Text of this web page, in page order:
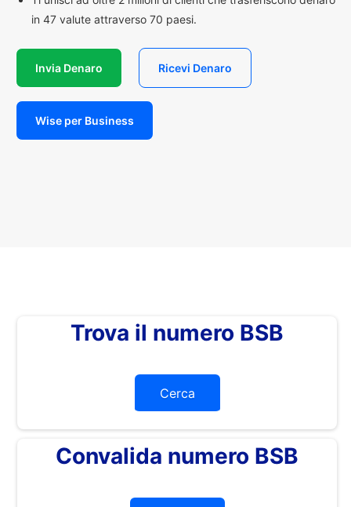
in 47 valute attraverso 70 paesi.
Invia Denaro Ricevi Denaro
Wise per Business
Trova il numero BSB
Cerca
Convalida numero BSB